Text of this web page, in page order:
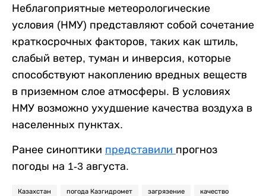
Неблагоприятные метеорологические
условия (НМУ) представляют собой сочетание
краткосрочных факторов, таких как штиль,
слабый ветер, туман и инверсия, которые
способствуют накоплению вредных веществ
в приземном слое атмосферы. В условиях
НМУ возможно ухудшение качества воздуха в
населенных пунктах.
Ранее синоптики представили прогноз
погоды на 1-3 августа.
Казахстан погода Казгидромет загрязение качество